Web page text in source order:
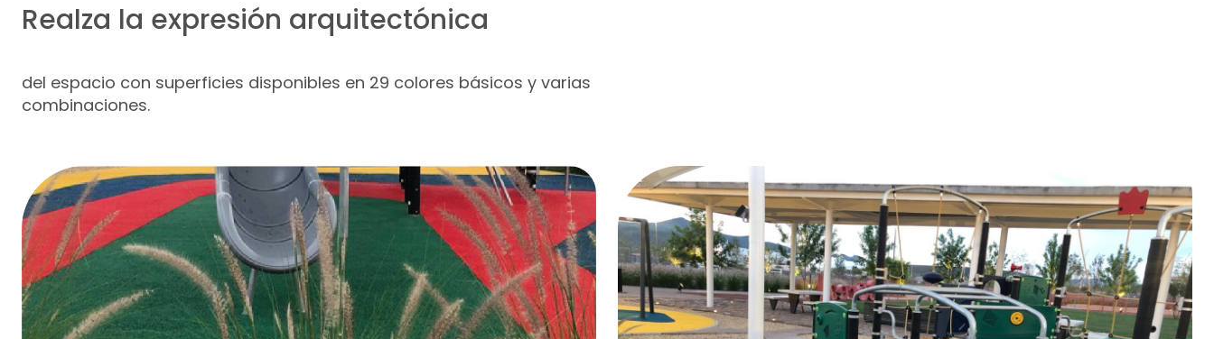
Realza la expresión arquitectónica
del espacio con superficies disponibles en 29 colores básicos y varias
combinaciones.